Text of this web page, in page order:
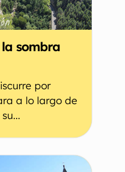
la sombra
por
a lo largo de